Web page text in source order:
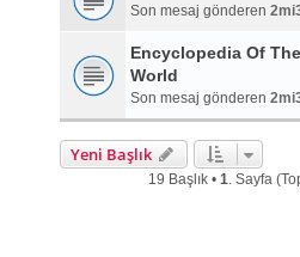
Son mesaj gönderen
Encyclopedia Of
World
Son mesaj gönderen
Yeni Başlık
19 Başlık •1. Sayfa